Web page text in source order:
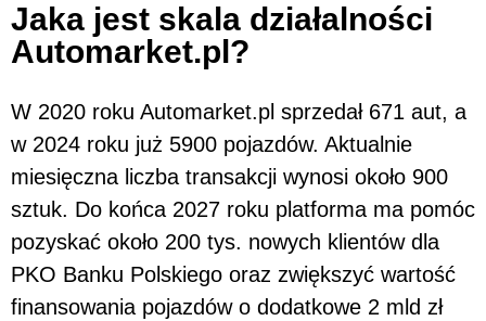
Jaka jest skala działalności
Automarket.pl?
W 2020 roku Automarket.pl sprzedał 671 aut, a
w 2024 roku już 5900 pojazdów. Aktualnie
miesięczna liczba transakcji wynosi około 900
sztuk. Do końca 2027 roku platforma ma pomóc
pozyskać około 200 tys. nowych klientów dla
PKO Banku Polskiego oraz zwiększyć wartość
finansowania pojazdów o dodatkowe 2 mld zł